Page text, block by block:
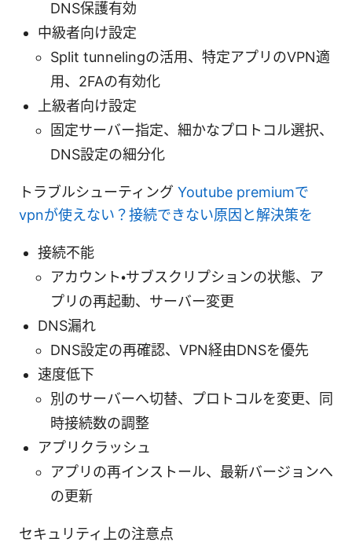
DNS保護有効
中級者向け設定
Split tunnelingの活用、特定アプリのVPN適
用、2FAの有効化
上級者向け設定
固定サーバー指定、細かなプロトコル選択、
DNS設定の細分化
トラブルシューティング Youtube premiumで
vpnが使えない？接続できない原因と解決策を
接続不能
アカウント・サブスクリプションの状態、ア
プリの再起動、サーバー変更
DNS漏れ
DNS設定の再確認、VPN経由DNSを優先
速度低下
別のサーバーへ切替、プロトコルを変更、同
時接続数の調整
アプリクラッシュ
アプリの再インストール、最新バージョンへ
の更新
セキュリティ上の注意点